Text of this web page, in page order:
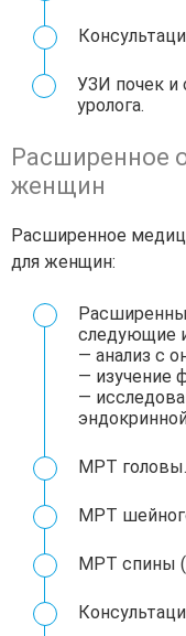
УЗИ почек и
уролога.
Расширенное
женщин
Расширенное
для женщин:
следующие
— анализ с
— изучение
—
МРТ головы.
МРТ
МРТ спины